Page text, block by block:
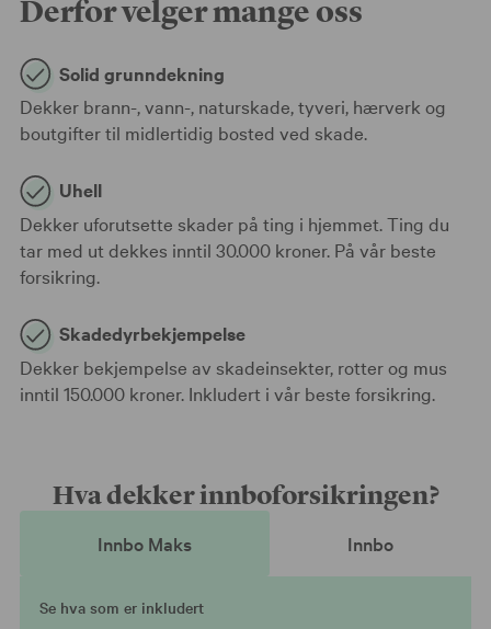
Derfor velger mange oss
Solid grunndekning
Dekker brann-, vann-, naturskade, tyveri, hærverk og
boutgifter til midlertidig bosted ved skade.
Uhell
Dekker uforutsette skader på ting i hjemmet. Ting du
tar med ut dekkes inntil 30.000 kroner. På vår beste
forsikring.
Skadedyrbekjempelse
Dekker bekjempelse av skadeinsekter, rotter og mus
inntil 150.000 kroner. Inkludert i vår beste forsikring.
Hva dekker innboforsikringen?
Innbo Maks Innbo
Se hva som er inkludert